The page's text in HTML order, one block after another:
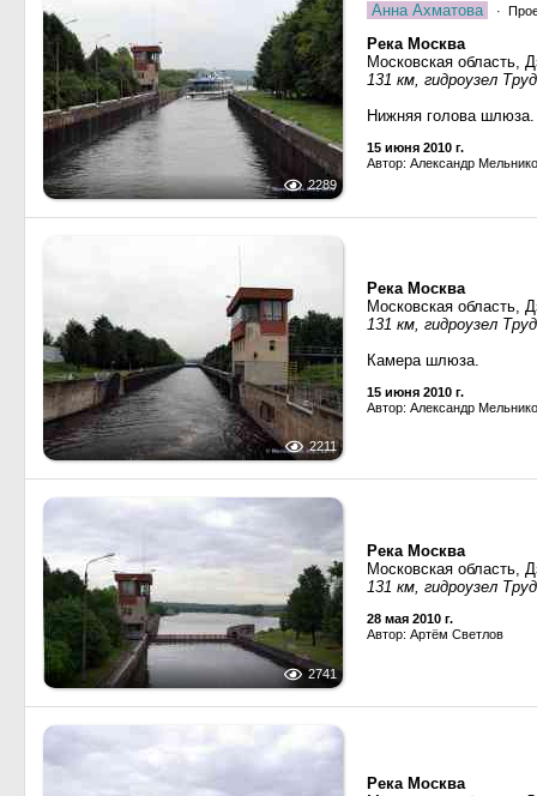
2289
Анна Ахматова ·
Река Москва
Московская область,
131 км, гидроузел
Нижняя голова
15 июня 2010 г.
Автор: Александр
2211
Река Москва
Московская область,
131 км, гидроузел
Камера шлюза.
15 июня 2010 г.
Автор: Александр
2741
Река Москва
Московская область,
131 км, гидроузел
28 мая 2010 г.
Автор: Артём Светлов
Река Москва